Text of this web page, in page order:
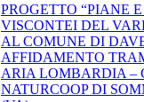
PROGETTO “PIANE
VISCONTEI DEL
AL COMUNE DI
AFFIDAMENTO
ARIA LOMBARDIA –
NATURCOOP DI